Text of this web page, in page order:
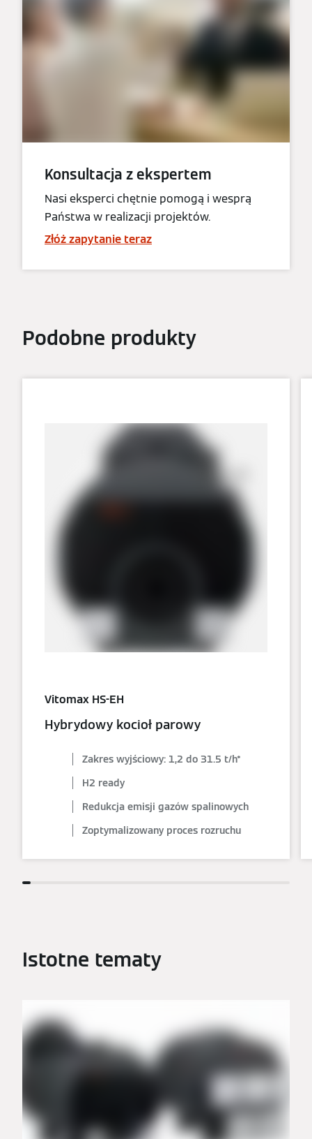
Konsultacja z ekspertem
Nasi eksperci chętnie pomogą i wesprą
Państwa w realizacji projektów.
Złóż zapytanie teraz
Podobne produkty
Vitomax HS-EH
Hybrydowy kocioł parowy
Zakres wyjściowy: 1,2 do 31.5 t/h*
H2 ready
Redukcja emisji gazów spalinowych
Zoptymalizowany proces rozruchu
Istotne tematy